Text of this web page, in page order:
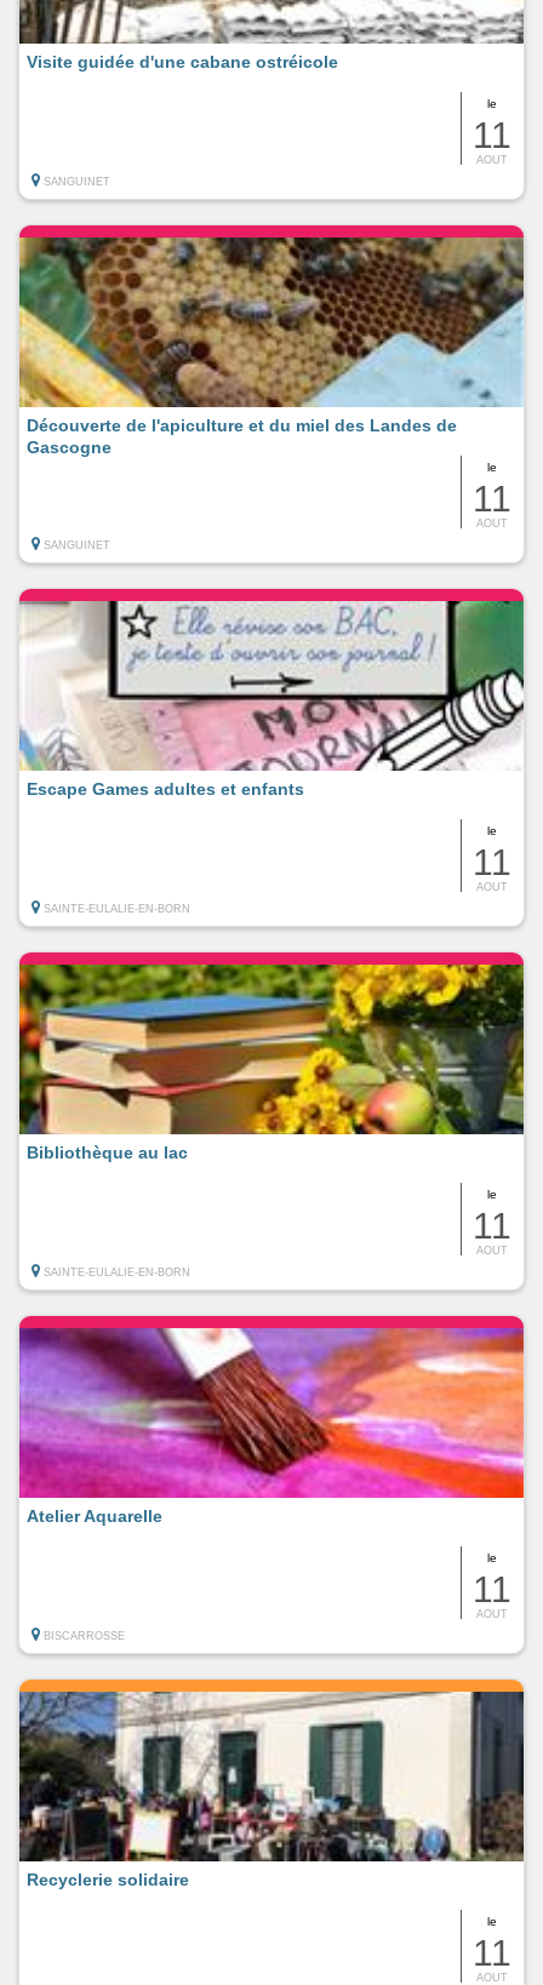
le
11
AOUT
Visite guidée d'une cabane ostréicole
SANGUINET
le
11
AOUT
Découverte de l'apiculture et du miel des Landes de
Gascogne
SANGUINET
le
11
AOUT
Escape Games adultes et enfants
SAINTE-EULALIE-EN-BORN
le
11
AOUT
Bibliothèque au lac
SAINTE-EULALIE-EN-BORN
le
11
AOUT
Atelier Aquarelle
BISCARROSSE
le
11
AOUT
Recyclerie solidaire